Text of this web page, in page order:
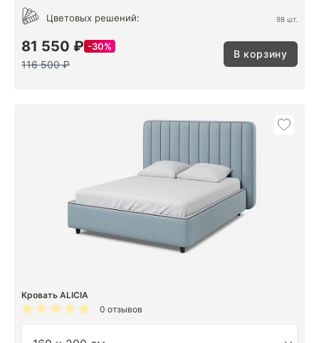
Цветовых решений: 98 шт.
81 550 ₽ 30%
116 500 ₽
В корзину
Кровать ALICIA
0 отзывов